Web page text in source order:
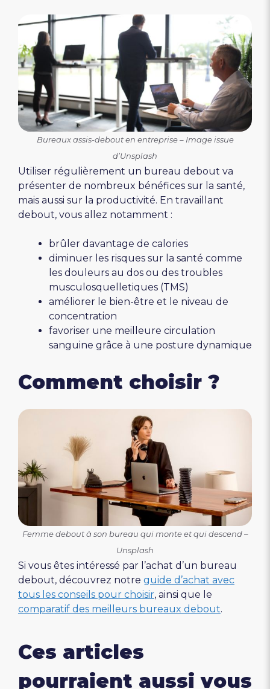
Bureaux assis-debout en entreprise – Image issue
d’Unsplash
Utiliser régulièrement un bureau debout va
présenter de nombreux bénéfices sur la santé,
mais aussi sur la productivité. En travaillant
debout, vous allez notamment :
brûler davantage de calories
diminuer les risques sur la santé comme
les douleurs au dos ou des troubles
musculosquelletiques (TMS)
améliorer le bien-être et le niveau de
concentration
favoriser une meilleure circulation
sanguine grâce à une posture dynamique
Comment choisir ?
Femme debout à son bureau qui monte et qui descend –
Unsplash
Si vous êtes intéressé par l’achat d’un bureau
debout, découvrez notre guide d’achat avec
tous les conseils pour choisir, ainsi que le
comparatif des meilleurs bureaux debout.
Ces articles
pourraient aussi vous